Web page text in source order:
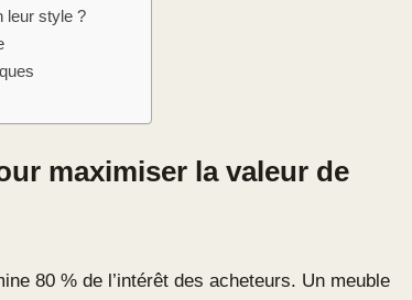
leur style ?
maximiser la valeur de
80 % de l’intérêt des acheteurs. Un meuble